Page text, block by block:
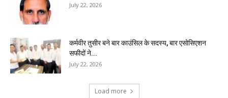
July 22, 2026
कर्मवीर तुसीर बने बार काउंसिल के सदस्य, बार एसोसिएशन
सफीदों ने...
July 22, 2026
Load more